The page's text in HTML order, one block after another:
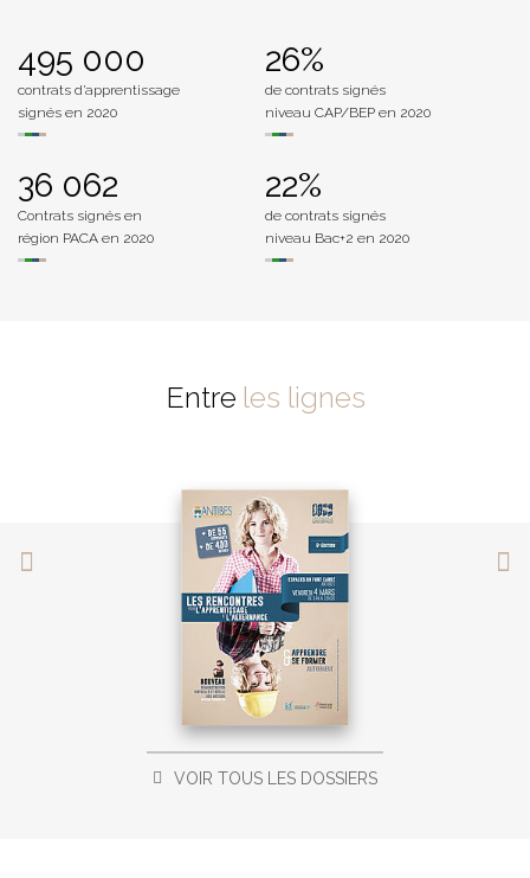
495 000
contrats d’apprentissage
signés en 2020
36 062
Contrats signés en
région PACA en 2020
26%
de contrats signés
niveau CAP/BEP en 2020
22%
de contrats signés
niveau Bac+2 en 2020
Entre les lignes
VOIR TOUS LES DOSSIERS